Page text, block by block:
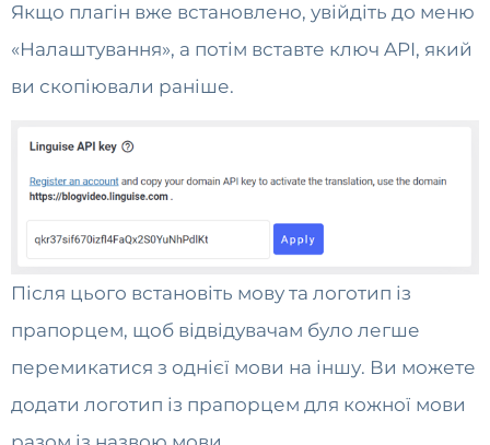
Якщо плагін вже встановлено, увійдіть до меню
«Налаштування», а потім вставте ключ API, який
ви скопіювали раніше.
Після цього встановіть мову та логотип із
прапорцем, щоб відвідувачам було легше
перемикатися з однієї мови на іншу. Ви можете
додати логотип із прапорцем для кожної мови